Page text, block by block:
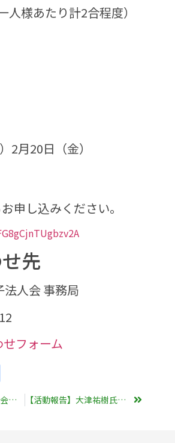
人様あたり計2合程度）
2月20日（金）
申し込みください。
先
人会 事務局
フォーム
有
【活動報告】広報委員会、1月定例会を開催 #法人会福笑い 【活動報告】大津祐樹氏をお招きして新春講演会を開催